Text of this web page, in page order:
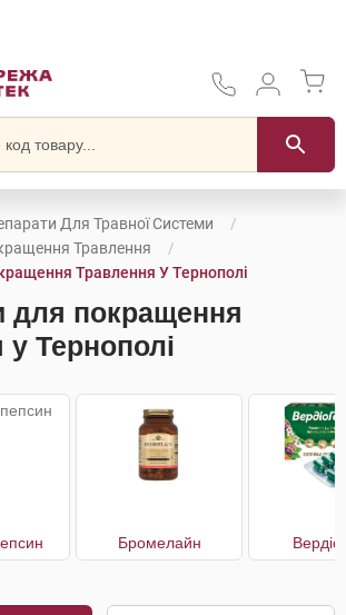
Для Травної Системи
Травлення
Травлення У Тернополі
для покращення
Тернополі
Бромелайн